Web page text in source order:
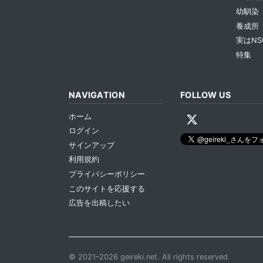
幼馴染
養成所
実は
特集
NAVIGATION
ホーム
ログイン
サインアップ
利用規約
プライバシーポリシー
このサイトを応援する
広告を出稿したい
FOLLOW US
© 2021–2026 geireki.net. All rights reserved.